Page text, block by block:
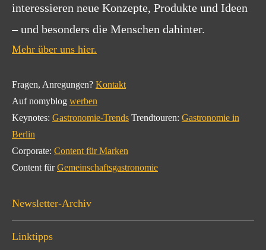
interessieren neue Konzepte, Produkte und Ideen
– und besonders die Menschen dahinter.
Mehr über uns hier.
Fragen, Anregungen? Kontakt
Auf nomyblog werben
Keynotes: Gastronomie-Trends Trendtouren: Gastronomie in
Berlin
Corporate: Content für Marken
Content fürGemeinschaftsgastronomie
Newsletter-Archiv
Linktipps